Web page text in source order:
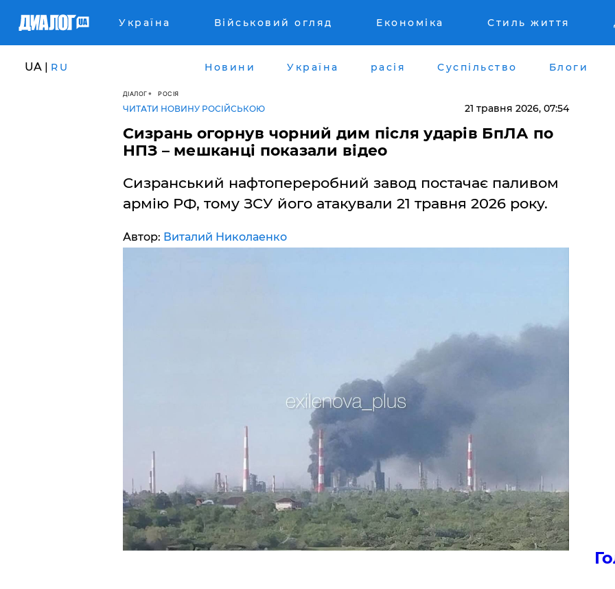
Україна Військовий огляд Економіка Стиль життя
UA | RU Новини Україна расія Суспільство Блоги
ДІАЛОГ РОСІЯ
ЧИТАТИ НОВИНУ РОСІЙСЬКОЮ 21 травня 2026, 07:54
Сизрань огорнув чорний дим після ударів БпЛА по
НПЗ – мешканці показали відео
Сизранський нафтопереробний завод постачає паливом
армію РФ, тому ЗСУ його атакували 21 травня 2026 року.
Автор: Виталий Николаенко